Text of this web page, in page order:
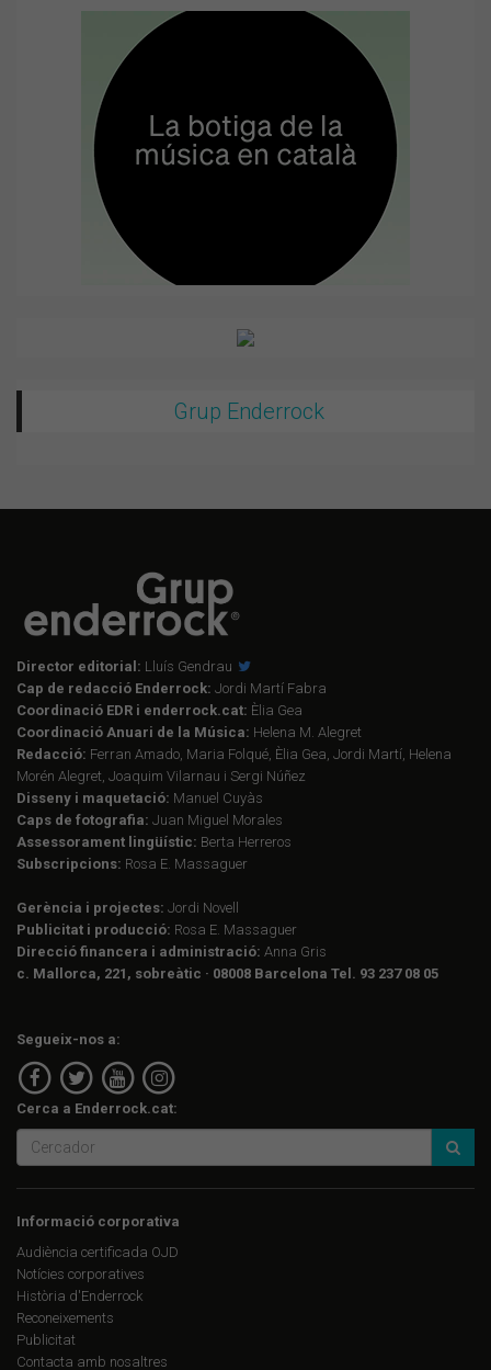
Grup Enderrock
Director editorial: Lluís Gendrau
Cap de redacció Enderrock: Jordi Martí Fabra
Coordinació EDR i enderrock.cat: Èlia Gea
Coordinació Anuari de la Música: Helena M. Alegret
Redacció: Ferran Amado, Maria Folqué, Èlia Gea, Jordi Martí, Helena
Morén Alegret, Joaquim Vilarnau i Sergi Núñez
Disseny i maquetació: Manuel Cuyàs
Caps de fotografia: Juan Miguel Morales
Assessorament lingüístic: Berta Herreros
Subscripcions: Rosa E. Massaguer
Gerència i projectes: Jordi Novell
Publicitat i producció: Rosa E. Massaguer
Direcció financera i administració: Anna Gris
c. Mallorca, 221, sobreàtic · 08008 Barcelona Tel. 93 237 08 05
Segueix-nos a:
Cerca a Enderrock.cat:
Informació corporativa
Audiència certificada OJD
Notícies corporatives
Història d'Enderrock
Reconeixements
Publicitat
Contacta amb nosaltres